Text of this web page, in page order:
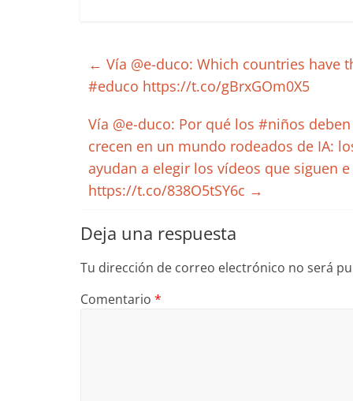
← Vía @e-duco: Which countries
#educo https://t.co/gBrxGOm0X5
Vía @e-duco: Por qué los #niños
crecen en un mundo rodeados de IA:
ayudan a elegir los vídeos que siguen
https://t.co/838O5tSY6c →
Deja una respuesta
Tu dirección de correo electrónico no será
Comentario *